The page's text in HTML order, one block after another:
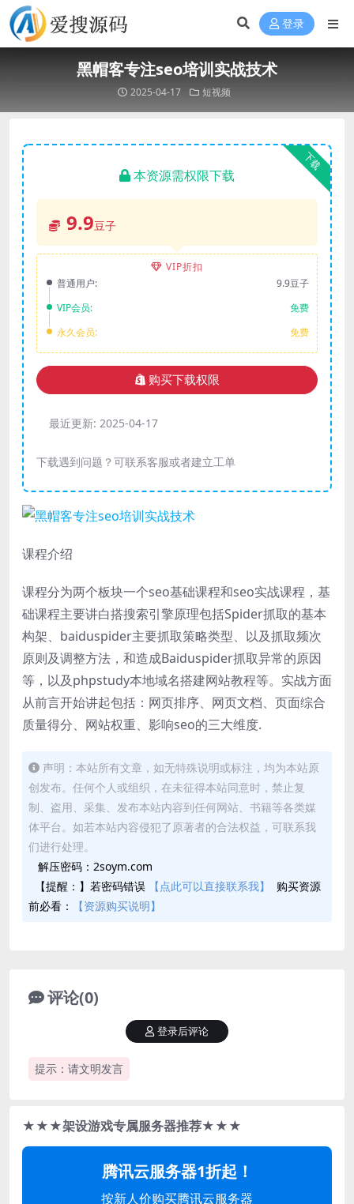
登录
黑帽客专注seo培训实战技术
2025-04-17 短视频
下载
本资源需权限下载
9.9豆子
VIP折扣
普通用户:
9.9豆子
VIP会员:
免费
永久会员:
免费
购买下载权限
最近更新: 2025-04-17
下载遇到问题？可联系客服或者建立工单
课程介绍
课程分为两个板块一个seo基础课程和seo实战课程，基
础课程主要讲白搭搜索引擎原理包括Spider抓取的基本
构架、baiduspider主要抓取策略类型、以及抓取频次
原则及调整方法，和造成Baiduspider抓取异常的原因
等，以及phpstudy本地域名搭建网站教程等。实战方面
从前言开始讲起包括：网页排序、网页文档、页面综合
质量得分、网站权重、影响seo的三大维度.
声明：本站所有文章，如无特殊说明或标注，均为本站原
创发布。任何个人或组织，在未征得本站同意时，禁止复
制、盗用、采集、发布本站内容到任何网站、书籍等各类媒
体平台。如若本站内容侵犯了原著者的合法权益，可联系我
们进行处理。
解压密码：2soym.com
【提醒：】若密码错误
【点此可以直接联系我】
购买资源
前必看：
【资源购买说明】
评论(0)
提示：请文明发言
登录后评论
★★★架设游戏专属服务器推荐★★★
腾讯云服务器1折起！
按新人价购买腾讯云服务器